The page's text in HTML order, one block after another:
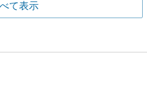
て表示